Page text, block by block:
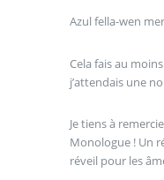
Azul fella-wen
Cela fais au
j’attendais une
Je tiens à
Monologue ! Un
réveil pour les